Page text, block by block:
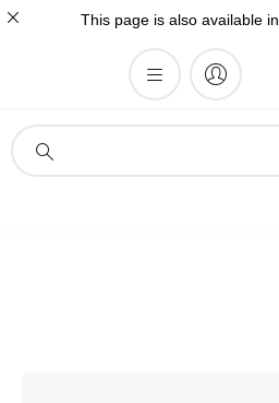
This page is also available in